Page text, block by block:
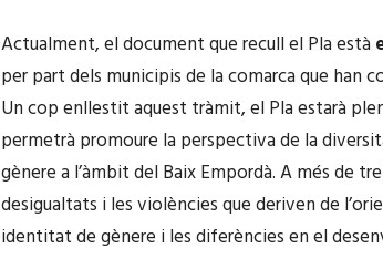
Actualment, el document que recull el Pla està
per part dels municipis de la comarca que han
Un cop enllestit aquest tràmit, el Pla estarà
permetrà promoure la perspectiva de la
gènere a l’àmbit del Baix Empordà. A més de
desigualtats i les violències que deriven de
identitat de gènere i les diferències en el